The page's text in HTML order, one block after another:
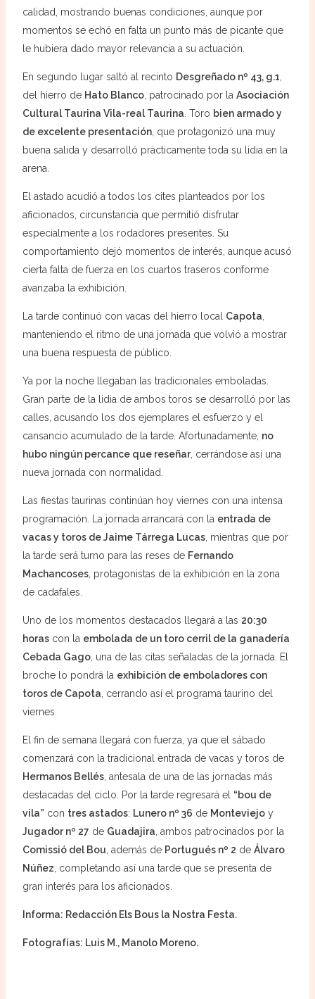
calidad, mostrando buenas condiciones, aunque por
momentos se echó en falta un punto más de picante que
le hubiera dado mayor relevancia a su actuación.
En segundo lugar saltó al recinto Desgreñado nº 43, g.1
del hierro de Hato Blanco, patrocinado por la Asociación
Cultural Taurina Vila-real Taurina . Toro bien armado y
de excelente presentación, que protagonizó una muy
buena salida y desarrolló prácticamente toda su lidia en la
arena.
El astado acudió a todos los cites planteados por los
aficionados, circunstancia que permitió disfrutar
especialmente a los rodadores presentes. Su
comportamiento dejó momentos de interés, aunque acusó
cierta falta de fuerza en los cuartos traseros conforme
avanzaba la exhibición.
La tarde continuó con vacas del hierro local Capota
manteniendo el ritmo de una jornada que volvió a mostrar
una buena respuesta de público.
Ya por la noche llegaban las tradicionales emboladas.
Gran parte de la lidia de ambos toros se desarrolló por las
calles, acusando los dos ejemplares el esfuerzo y el
cansancio acumulado de la tarde. Afortunadamente, no
hubo ningún percance que reseñar, cerrándose así una
nueva jornada con normalidad.
Las fiestas taurinas continúan hoy viernes con una intensa
programación. La jornada arrancará con la entrada de
vacas y toros de Jaime Tárrega Lucas, mientras que por
la tarde será turno para las reses de Fernando
Machancoses, protagonistas de la exhibición en la zona
de cadafales.
Uno de los momentos destacados llegará a las 20:30
horascon la embolada de un toro cerril de la ganadería
Cebada Gago, una de las citas señaladas de la jornada. El
broche lo pondrá la exhibición de emboladores con
toros de Capota , cerrando así el programa taurino del
viernes.
El fin de semana llegará con fuerza, ya que el sábado
comenzará con la tradicional entrada de vacas y toros de
Hermanos Bellés, antesala de una de las jornadas más
destacadas del ciclo. Por la tarde regresará el “bou de
vila” con tres astados: Lunero nº 36 de Monteviejoy
Jugador nº 27 de Guadajira , ambos patrocinados por la
Comissió del Bou , además de Portugués nº 2 de Álvaro
Núñez , completando así una tarde que se presenta de
gran interés para los aficionados.
Informa: Redacción Els Bous la Nostra Festa.
Fotografías: Luis M., Manolo Moreno.